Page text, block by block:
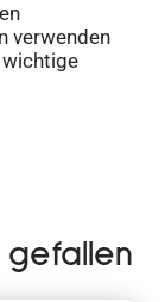
verwenden